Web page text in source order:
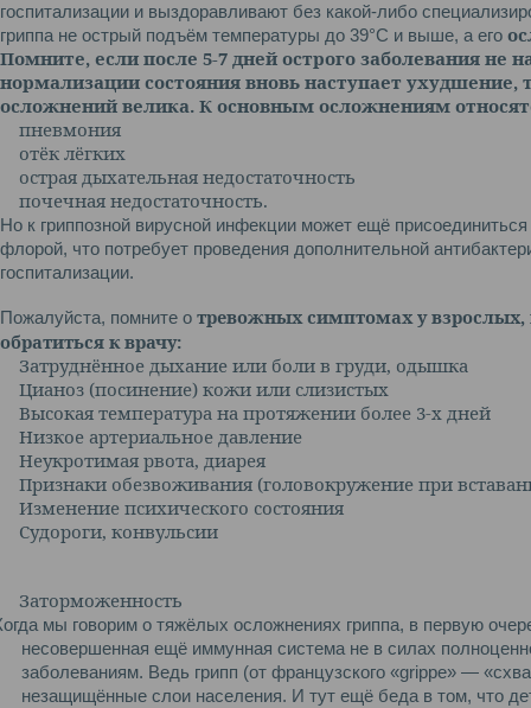
госпитализации и выздоравливают без какой-либо
гриппа не острый подъём температуры до 39°С и выше, а его
Помните, если после 5-7 дней острого заболевания не
нормализации состояния вновь наступает ухудшение,
осложнений велика. К основным осложнениям
пневмония
отёк лёгких
острая дыхательная недостаточность
почечная недостаточность.
Но к гриппозной вирусной инфекции может ещё
флорой, что потребует проведения дополнительной
госпитализации.
Пожалуйста, помните о тревожных симптомах у взрослых,
обратиться к врачу:
Затруднённое дыхание или боли в груди, одышка
Цианоз (посинение) кожи или слизистых
Высокая температура на протяжении более 3-х дней
Низкое артериальное давление
Неукротимая рвота, диарея
Признаки обезвоживания (головокружение при
Изменение психического состояния
Судороги, конвульсии
Заторможенность
мы говорим о тяжёлых осложнениях гриппа, в первую
несовершенная ещё иммунная система не в силах
заболеваниям. Ведь грипп (от французского «grippe» —
незащищённые слои населения. И тут ещё беда в том, что